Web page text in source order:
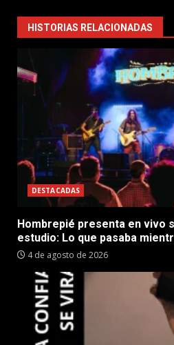
HISTORIAS RELACIONADAS
DESTACADAS
Hombrepié presenta en vivo
estudio: Lo que pasaba
4 de agosto de 2026